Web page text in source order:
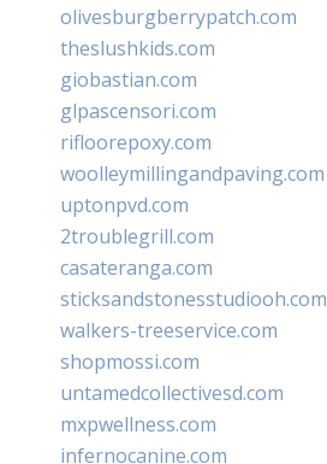
olivesburgberrypatch.com
theslushkids.com
giobastian.com
glpascensori.com
rifloorepoxy.com
woolleymillingandpaving.com
uptonpvd.com
2troublegrill.com
casateranga.com
sticksandstonesstudiooh.com
walkers-treeservice.com
shopmossi.com
untamedcollectivesd.com
mxpwellness.com
infernocanine.com